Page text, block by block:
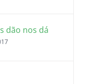
dão nos dá